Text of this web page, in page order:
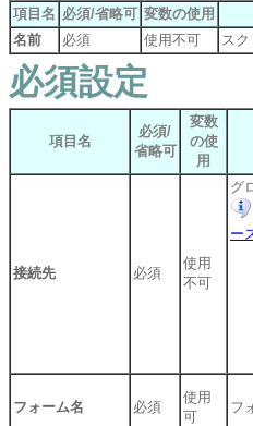
項目名 必須/省略可 変数の使用
名前
必須 使用不可 ス
必須設定
項目名
必須/
省略可
変数
の使
用
接続先 必須
使用
不可
グ
ー
フォーム名 必須
使用
可
フ